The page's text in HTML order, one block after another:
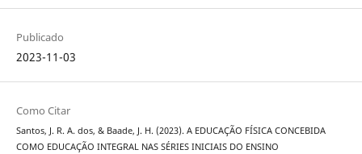
Publicado
2023-11-03
Como Citar
Santos, J. R. A. dos, & Baade, J. H. (2023). A EDUCAÇÃO FÍSICA CONCEBIDA
COMO EDUCAÇÃO INTEGRAL NAS SÉRIES INICIAIS DO ENSINO